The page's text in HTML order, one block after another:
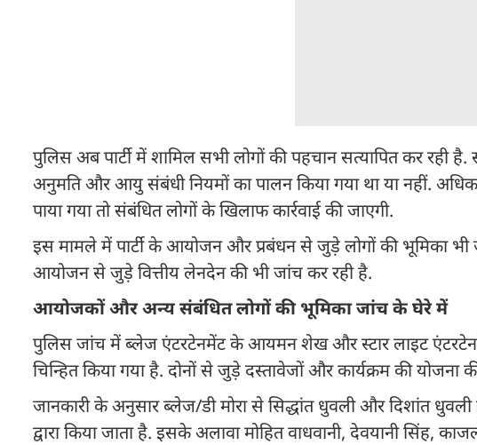
पुलिस अब पार्टी में शामिल सभी लोगों की पहचान सत्यापित कर रही
अनुमति और आयु संबंधी नियमों का पालन किया गया था या नहीं.
पाया गया तो संबंधित लोगों के खिलाफ कार्रवाई की जाएगी.
इस मामले में पार्टी के आयोजन और प्रबंधन से जुड़े लोगों की भूमिका
आयोजन से जुड़े वित्तीय लेनदेन की भी जांच कर रही है.
आयोजकों और अन्य संबंधित लोगों की भूमिका जांच के घेरे में
पुलिस जांच में ब्लेज एंटरटेनमेंट के आयमन शेख और स्टार लाइट
चिन्हित किया गया है. दोनों से जुड़े दस्तावेजों और कार्यक्रम की योजना
जानकारी के अनुसार ब्लेज/डी मोरा से सिद्धांत धुवली और दिशांत
द्वारा किया जाता है. इसके अलावा मोहित वाधवानी, देवयानी